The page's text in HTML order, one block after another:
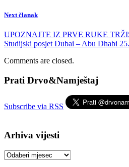
Next članak
UPOZNAJTE IZ PRVE RUKE
Studijski posjet Dubai – Abu Dhabi
Comments are closed.
Prati Drvo&Namještaj
Subscribe via RSS
Arhiva vijesti
Arhiva